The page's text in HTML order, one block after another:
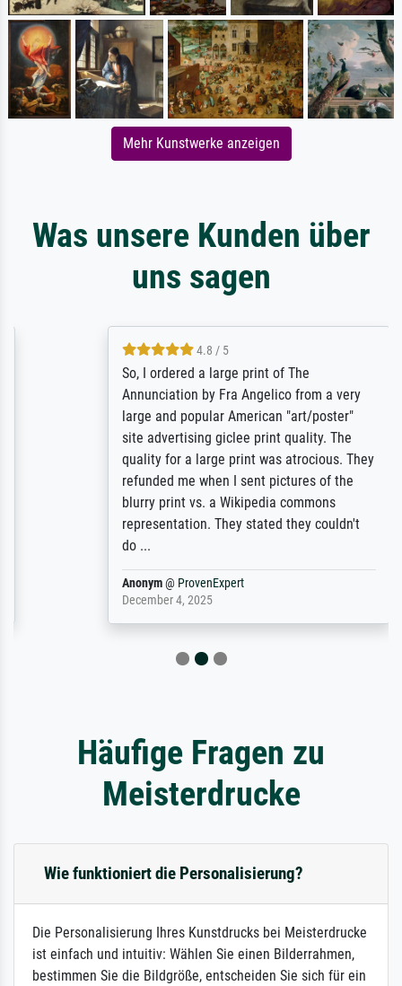
Mehr Kunstwerke anzeigen
Was unsere Kunden über
uns sagen
4.8 / 5
So, I ordered a large print of The
Annunciation by Fra Angelico from a very
large and popular American "art/poster"
site advertising giclee print quality. The
quality for a large print was atrocious. They
refunded me when I sent pictures of the
blurry print vs. a Wikipedia commons
representation. They stated they couldn't
@ProvenExpert
December 4, 2025
Häufige Fragen zu
Meisterdrucke
Wie funktioniert die Personalisierung?
Die Personalisierung Ihres Kunstdrucks bei Meisterdrucke
ist einfach und intuitiv: Wählen Sie einen Bilderrahmen,
bestimmen Sie die Bildgröße, entscheiden Sie sich für ein